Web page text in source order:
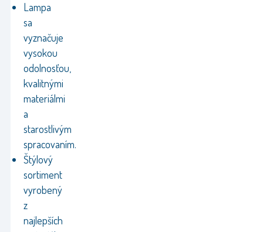
Lampa
sa
vyznačuje
vysokou
odolnosťou,
kvalitnými
materiálmi
a
starostlivým
spracovaním.
Štýlový
sortiment
vyrobený
z
najlepších